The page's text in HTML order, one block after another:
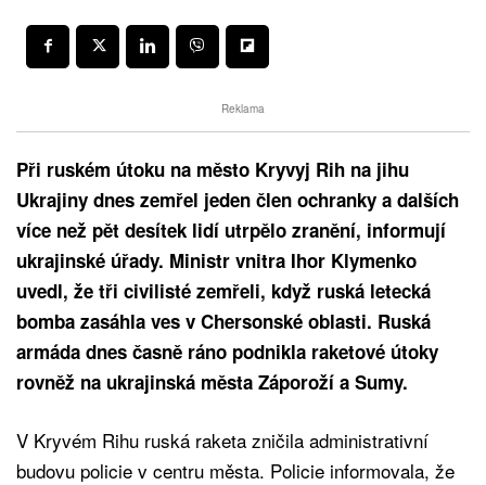
Reklama
Při ruském útoku na město Kryvyj Rih na jihu
Ukrajiny dnes zemřel jeden člen ochranky a dalších
více než pět desítek lidí utrpělo zranění, informují
ukrajinské úřady. Ministr vnitra Ihor Klymenko
uvedl, že tři civilisté zemřeli, když ruská letecká
bomba zasáhla ves v Chersonské oblasti. Ruská
armáda dnes časně ráno podnikla raketové útoky
rovněž na ukrajinská města Záporoží a Sumy.
V Kryvém Rihu ruská raketa zničila administrativní
budovu policie v centru města. Policie informovala, že